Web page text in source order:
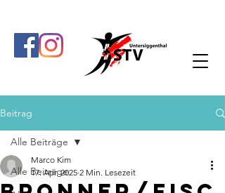
Beitrag
Alle Beiträge
Alle Beiträge
Marco Kim
17. Apr. 2025 2 Min. Lesezeit